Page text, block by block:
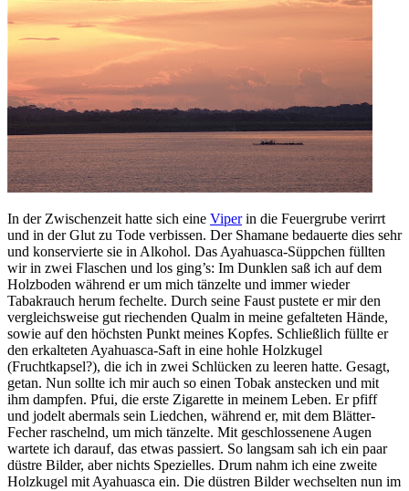
In der Zwischenzeit hatte sich eine Viperin die Feuergrube verirrt
und in der Glut zu Tode verbissen. Der Shamane bedauerte dies sehr
und konservierte sie in Alkohol. Das Ayahuasca-Süppchen füllten
wir in zwei Flaschen und los ging’s: Im Dunklen saß ich auf dem
Holzboden während er um mich tänzelte und immer wieder
Tabakrauch herum fechelte. Durch seine Faust pustete er mir den
vergleichsweise gut riechenden Qualm in meine gefalteten Hände,
sowie auf den höchsten Punkt meines Kopfes. Schließlich füllte er
den erkalteten Ayahuasca-Saft in eine hohle Holzkugel
(Fruchtkapsel?), die ich in zwei Schlücken zu leeren hatte. Gesagt,
getan. Nun sollte ich mir auch so einen Tobak anstecken und mit
ihm dampfen. Pfui, die erste Zigarette in meinem Leben. Er pfiff
und jodelt abermals sein Liedchen, während er, mit dem Blätter-
Fecher raschelnd, um mich tänzelte. Mit geschlossenene Augen
wartete ich darauf, das etwas passiert. So langsam sah ich ein paar
düstre Bilder, aber nichts Spezielles. Drum nahm ich eine zweite
Holzkugel mit Ayahuasca ein. Die düstren Bilder wechselten nun im